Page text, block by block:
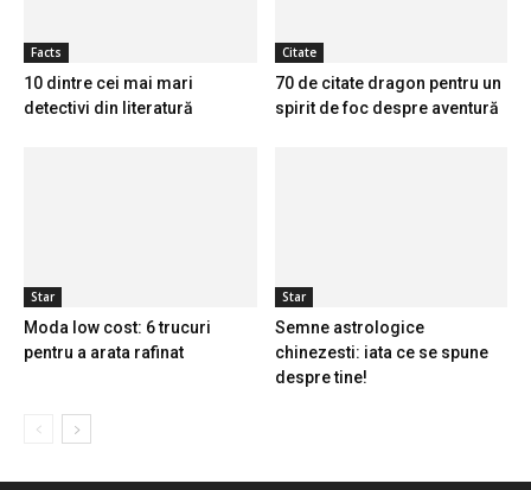
Facts
10 dintre cei mai mari
detectivi din literatură
Citate
70 de citate dragon pentru un
spirit de foc despre aventură
Star
Moda low cost: 6 trucuri
pentru a arata rafinat
Star
Semne astrologice
chinezesti: iata ce se spune
despre tine!